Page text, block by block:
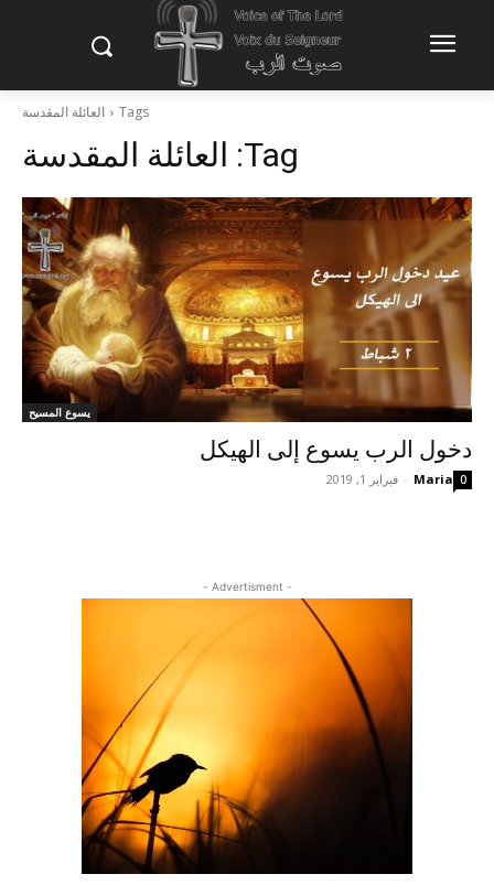
Tags العائلة المقدسة
Tag: العائلة المقدسة
يسوع المسيح
دخول الرب يسوع إلى الهيكل
Maria
- فبراير 1, 2019 0
- Advertisment -